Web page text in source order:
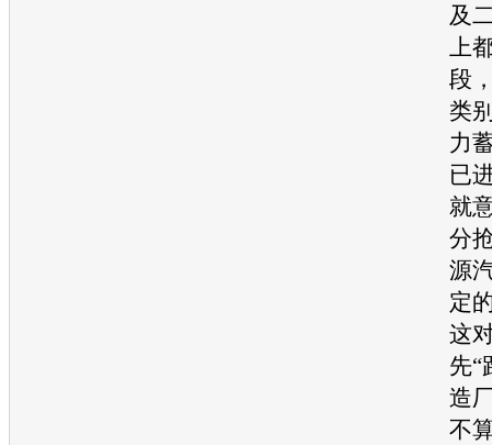
及
上
段
类
力
已
就
分
源
定
这
先“
造
不